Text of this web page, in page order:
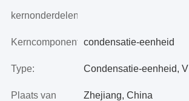
kernonderdelen:
Kerncomponenten:condensatie-eenheid
Type: Condensatie-eenheid, V
Plaats van Zhejiang, China